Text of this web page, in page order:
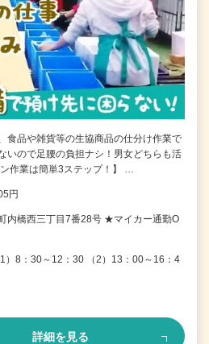
食品や雑貨等の生協商品の仕分け作業で
いので足腰の負担ナシ！男女どちらも活
作業は簡単3ステップ！】 …
円
内橋西三丁目7番28号 ★マイカー通勤O
）8：30～12：30 （2）13：00～16：4
詳細を見る